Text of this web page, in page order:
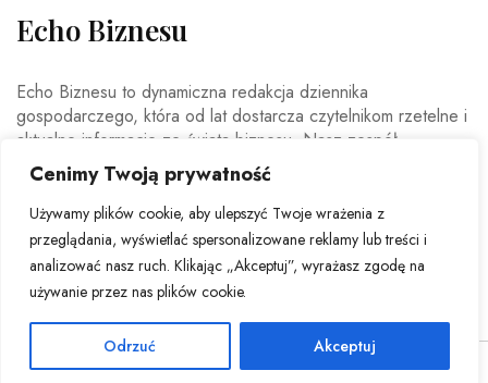
Cenimy Twoją prywatność
Używamy plików cookie, aby ulepszyć Twoje wrażenia z
przeglądania, wyświetlać spersonalizowane reklamy lub treści i
analizować nasz ruch. Klikając „Akceptuj”, wyrażasz zgodę na
używanie przez nas plików cookie.
Odrzuć Akceptuj
Echo Biznesu
Echo Biznesu to dynamiczna redakcja dziennika
gospodarczego, która od lat dostarcza czytelnikom rzetelne i
aktualne informacje ze świata biznesu. Nasz zespół
doświadczonych dziennikarzy i ekspertów ekonomicznych
codziennie analizuje najważniejsze wydarzenia rynkowe,
trendy gospodarcze oraz decyzje mające wpływ na polską i
światową ekonomię.
© Copyright 2026 - Echo Biznesu . All Rights Reserved